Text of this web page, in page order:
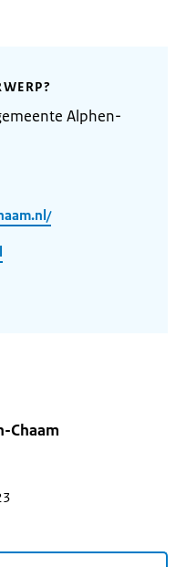
Alphen-
Chaam